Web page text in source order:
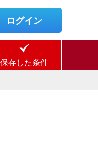
ログイン
保存した条件